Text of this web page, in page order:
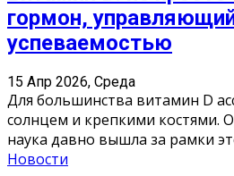
гормон,
успеваемостью
15 Апр 2026, Среда
Для большинства витамин D
солнцем и крепкими костями.
наука давно вышла за рамки
Новости